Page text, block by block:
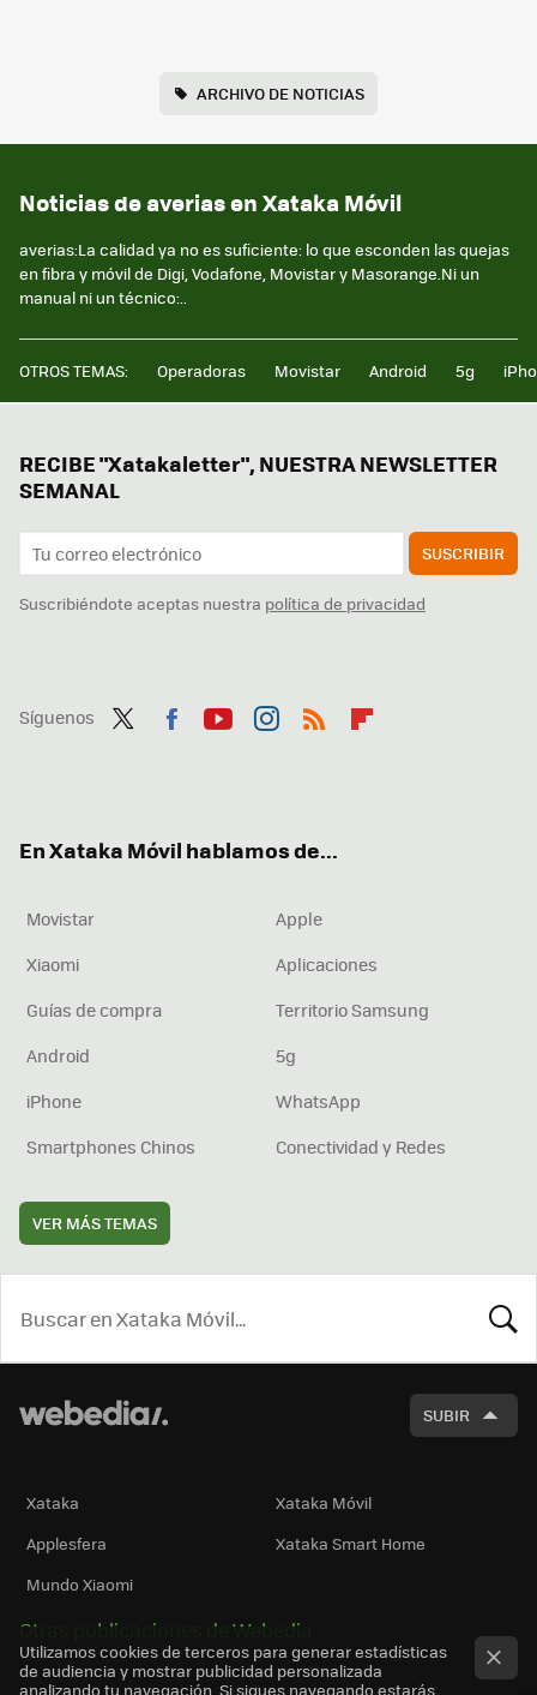
ARCHIVO DE NOTICIAS
Noticias de averias en Xataka Móvil
averias:La calidad ya no es suficiente: lo que esconden las quejas
en fibra y móvil de Digi, Vodafone, Movistar y Masorange.Ni un
manual ni un técnico:..
OTROS TEMAS: Operadoras Movistar Android 5g
RECIBE "Xatakaletter", NUESTRA NEWSLETTER
SEMANAL
SUSCRIBIR
Suscribiéndote aceptas nuestra política de privacidad
Síguenos
En Xataka Móvil hablamos de...
Movistar
Apple
Xiaomi
Aplicaciones
Guías de compra
Territorio Samsung
Android
5g
iPhone
WhatsApp
Smartphones Chinos
Conectividad y Redes
VER MÁS TEMAS
SUBIR
Xataka
Xataka Móvil
Applesfera
Xataka Smart Home
Mundo Xiaomi
Otras publicaciones de Webedia
Utilizamos cookies de terceros para generar estadísticas
de audiencia y mostrar publicidad personalizada
analizando tu navegación. Si sigues navegando estarás